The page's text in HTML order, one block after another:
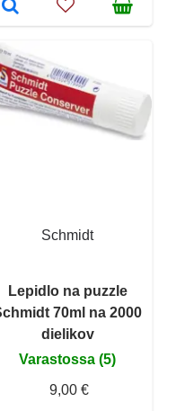
Schmidt
Lepidlo na puzzle
70ml na 2000
dielikov
Varastossa (5)
9,00 €